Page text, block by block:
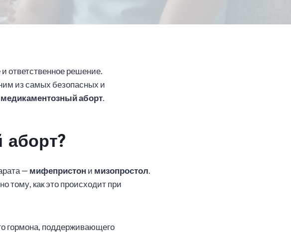
ответственное решение.
из самых безопасных и
медикаментозный аборт.
аборт?
— мифепристон и мизопростол.
тому, как это происходит при
гормона, поддерживающего